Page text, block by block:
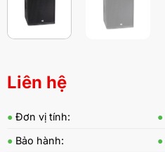
Liên hệ
● Đơn vị tính: ●
● Bảo hành: ●